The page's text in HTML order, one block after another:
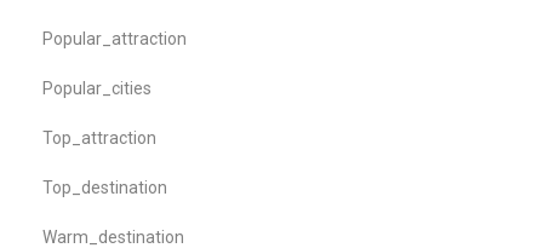
Popular_attraction
Popular_cities
Top_attraction
Top_destination
Warm_destination